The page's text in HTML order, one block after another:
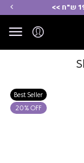
Best Seller
20% OFF